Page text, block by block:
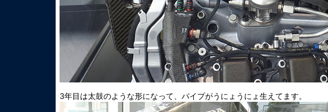
3年目は太鼓のような形になって、パイプがうにょうにょ生えてます。